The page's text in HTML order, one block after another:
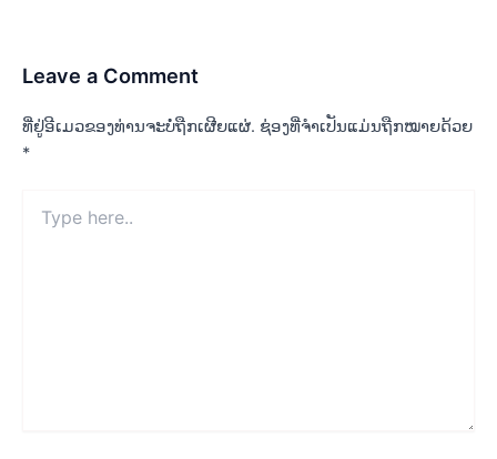
Leave a Comment
ທີ່ຢູ່ອີເມວຂອງທ່ານຈະບໍ່ຖືກເຜີຍແຜ່. ຊ່ອງທີ່ຈຳເປັນແມ່ນຖືກໝາຍດ້ວຍ
*
here..